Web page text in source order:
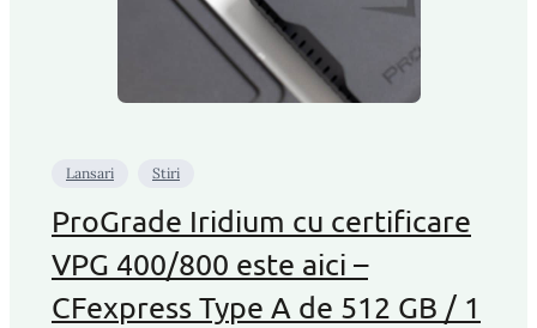
Lansari Stiri
ProGrade Iridium cu certificare
VPG 400/800 este aici –
CFexpress Type A de 512 GB / 1